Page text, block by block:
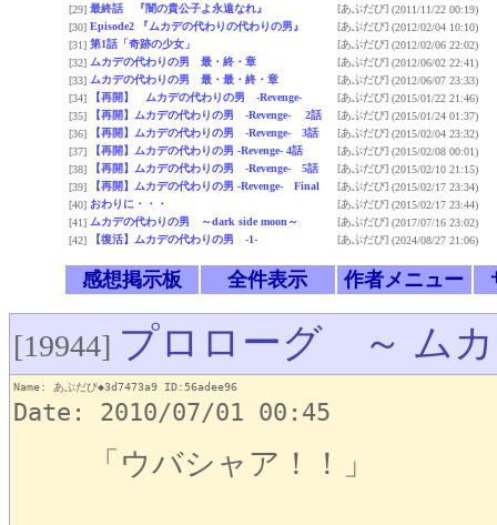
[29] 最終話 『闇の貴公子よ永遠なれ』 [あぶだび] (2011/11/22 00:19)
[30] Episode2 『ムカデの代わりの代わりの男』 [あぶだび] (2012/02/04 10:10)
[31] 第1話「奇跡の少女」 [あぶだび] (2012/02/06 22:02)
[32] ムカデの代わりの男 最・終・章 [あぶだび] (2012/06/02 22:41)
[33] ムカデの代わりの男 最・最・終・章 [あぶだび] (2012/06/07 23:33)
[34]
【再開】 ムカデの代わりの男 -Revenge- [あぶだび] (2015/01/22 21:46)
[35]
【再開】ムカデの代わりの男 -Revenge- 2話 [あぶだび] (2015/01/24 01:37)
[36]
【再開】ムカデの代わりの男 -Revenge- 3話 [あぶだび] (2015/02/04 23:32)
[37]
【再開】ムカデの代わりの男 -Revenge- 4話 [あぶだび] (2015/02/08 00:01)
[38]
【再開】ムカデの代わりの男 -Revenge- 5話 [あぶだび] (2015/02/10 21:15)
[39]
【再開】ムカデの代わりの男 -Revenge- Final [あぶだび] (2015/02/17 23:34)
[40] おわりに・・・ [あぶだび] (2015/02/17 23:44)
[41] ムカデの代わりの男 ～dark side moon～ [あぶだび] (2017/07/16 23:02)
[42]
【復活】ムカデの代わりの男 -1- [あぶだび] (2024/08/27 21:06)
感想掲示板 全件表示 作者メニュー
[19944] プロローグ ～ ム
Name: あぶだび◆3d7473a9 ID:56adee96
Date: 2010/07/01 00:45
「ウバシャア！！」